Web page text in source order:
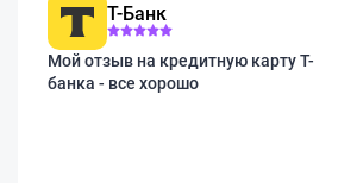
Т-Банк
Мой отзыв на кредитную карту Т-
банка - все хорошо